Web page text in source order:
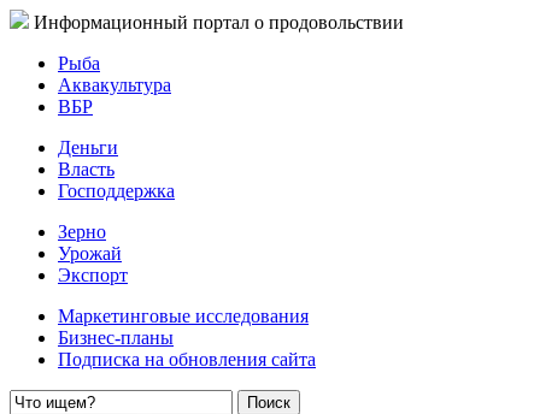
Информационный портал о продовольствии
Рыба
Аквакультура
ВБР
Деньги
Власть
Господдержка
Зерно
Урожай
Экспорт
Маркетинговые исследования
Бизнес-планы
Подписка на обновления сайта